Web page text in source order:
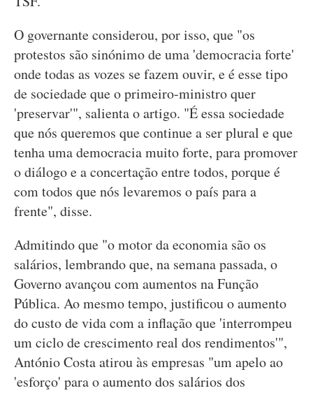
O governante considerou, por isso, que "os
protestos são sinónimo de uma 'democracia forte'
onde todas as vozes se fazem ouvir, e é esse tipo
de sociedade que o primeiro-ministro quer
'preservar'", salienta o artigo. "É essa sociedade
que nós queremos que continue a ser plural e que
tenha uma democracia muito forte, para promover
o diálogo e a concertação entre todos, porque é
com todos que nós levaremos o país para a
frente", disse.
Admitindo que "o motor da economia são os
salários, lembrando que, na semana passada, o
Governo avançou com aumentos na Função
Pública. Ao mesmo tempo, justificou o aumento
do custo de vida com a inflação que 'interrompeu
um ciclo de crescimento real dos rendimentos'",
António Costa atirou às empresas "um apelo ao
'esforço' para o aumento dos salários dos